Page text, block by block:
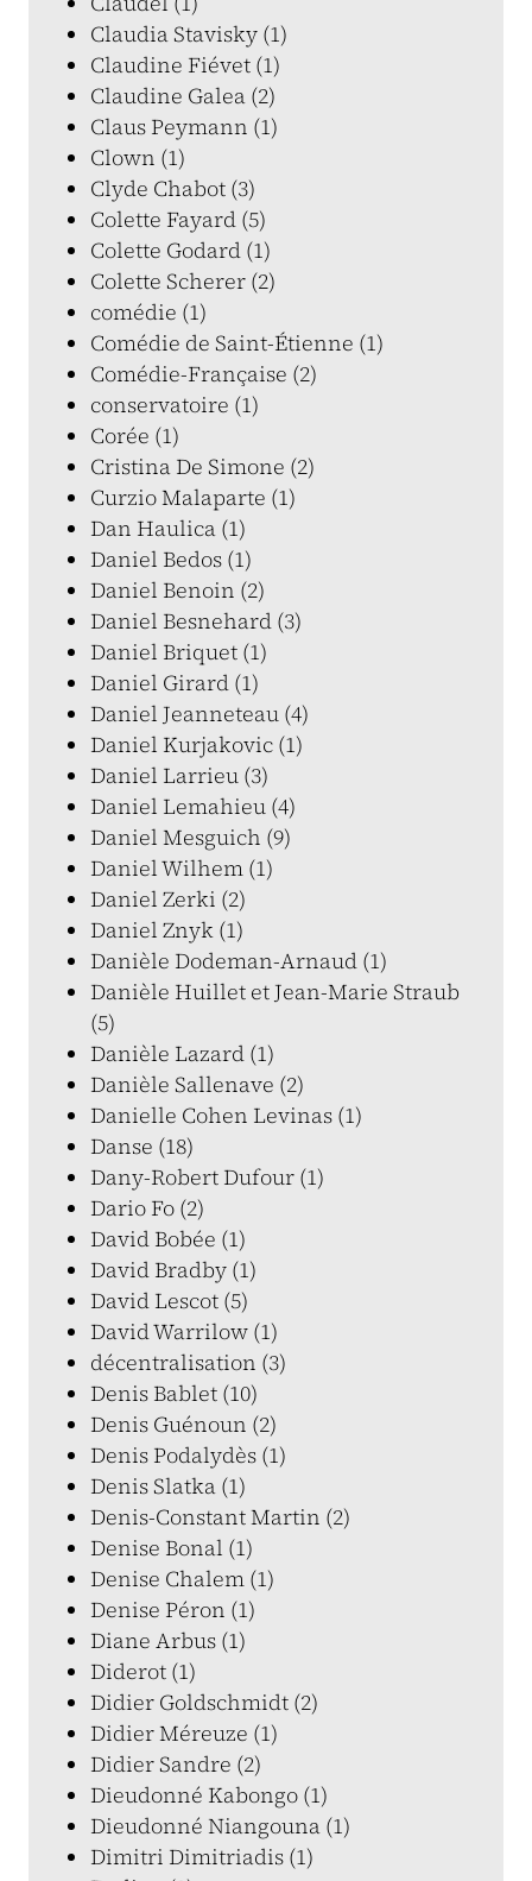
Claudia Stavisky (1)
Claudine Fiévet (1)
Claudine Galea (2)
Claus Peymann (1)
Clown (1)
Clyde Chabot (3)
Colette Fayard (5)
Colette Godard (1)
Colette Scherer (2)
comédie (1)
Comédie de Saint-Étienne (1)
Comédie-Française (2)
conservatoire (1)
Corée (1)
Cristina De Simone (2)
Curzio Malaparte (1)
Dan Haulica (1)
Daniel Bedos (1)
Daniel Benoin (2)
Daniel Besnehard (3)
Daniel Briquet (1)
Daniel Girard (1)
Daniel Jeanneteau (4)
Daniel Kurjakovic (1)
Daniel Larrieu (3)
Daniel Lemahieu (4)
Daniel Mesguich (9)
Daniel Wilhem (1)
Daniel Zerki (2)
Daniel Znyk (1)
Danièle Dodeman-Arnaud (1)
Danièle Huillet et Jean-Marie Straub
(5)
Danièle Lazard (1)
Danièle Sallenave (2)
Danielle Cohen Levinas (1)
Danse (18)
Dany-Robert Dufour (1)
Dario Fo (2)
David Bobée (1)
David Bradby (1)
David Lescot (5)
David Warrilow (1)
décentralisation (3)
Denis Bablet (10)
Denis Guénoun (2)
Denis Podalydès (1)
Denis Slatka (1)
Denis-Constant Martin (2)
Denise Bonal (1)
Denise Chalem (1)
Denise Péron (1)
Diane Arbus (1)
Diderot (1)
Didier Goldschmidt (2)
Didier Méreuze (1)
Didier Sandre (2)
Dieudonné Kabongo (1)
Dieudonné Niangouna (1)
Dimitri Dimitriadis (1)